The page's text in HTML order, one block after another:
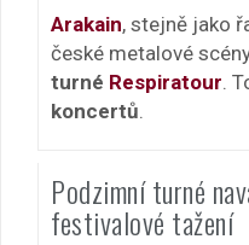
Arakain, stejně jako
české metalové
turné Respiratour .
koncertů
Podzimní turné
festivalové tažení